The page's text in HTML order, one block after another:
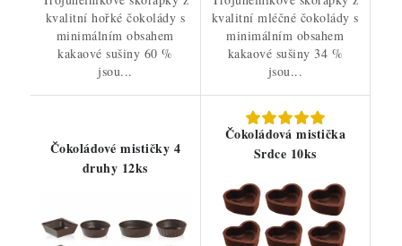
kvalitní hořké čokolády s
minimálním obsahem
kakaové sušiny 60 %
jsou...
kvalitní mléčné čokolády s
minimálním obsahem
kakaové sušiny 34 %
jsou...
Čokoládové mističky 4
druhy 12ks
Čokoládová mistička
Srdce 10ks